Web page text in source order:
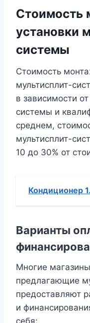
Стоимость
установки
системы
Стоимость
мультисплит-
в зависимости
системы и
среднем,
мультисплит-
10 до 30% от
Кондиционер
Варианты
Многие
предлагающие
предоставляют
и